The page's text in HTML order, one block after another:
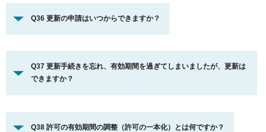
Q36 更新の申請はいつからできますか？
Q37 更新手続きを忘れ、有効期間を過ぎてしまいましたが、更新は
できますか？
Q38 許可の有効期間の調整（許可の一本化）とは何ですか？